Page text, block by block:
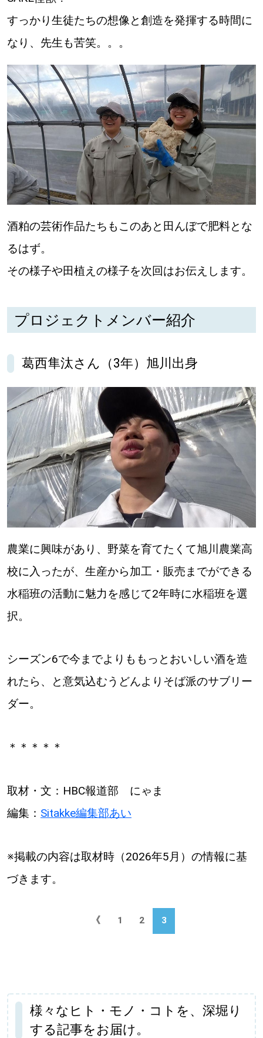
すっかり生徒たちの想像と創造を発揮する時間に
なり、先生も苦笑。。。
酒粕の芸術作品たちもこのあと田んぼで肥料とな
るはず。
その様子や田植えの様子を次回はお伝えします。
プロジェクトメンバー紹介
葛西隼汰さん（3年）旭川出身
農業に興味があり、野菜を育てたくて旭川農業高
校に入ったが、生産から加工・販売までができる
水稲班の活動に魅力を感じて2年時に水稲班を選
択。
シーズン6で今までよりももっとおいしい酒を造
れたら、と意気込むうどんよりそば派のサブリー
ダー。
＊＊＊＊＊
取材・文：HBC報道部 にゃま
編集： Sitakke編集部あい
※掲載の内容は取材時（2026年5月）の情報に基
づきます。
《 1 2 3
様々なヒト・モノ・コトを、深堀り
する記事をお届け。